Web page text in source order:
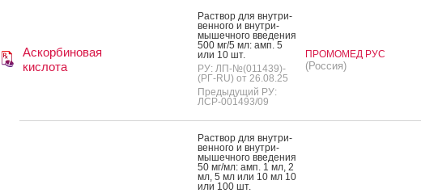
Аскорбиновая
кислота
Рас­твор для внут­ри­
вен­но­го и внут­ри­
мышеч­но­го вве­дения
500 мг/5 мл: амп. 5
или 10 шт.
РУ: ЛП-№(011439)-
(РГ-RU) от 26.08.25
Предыдущий РУ:
ЛСР-001493/09
ПРОМОМЕД РУС
(Россия)
Рас­твор для внут­ри­
вен­но­го и внут­ри­
мышеч­но­го вве­дения
50 мг/мл: амп. 1 мл, 2
мл, 5 мл или 10 мл 10
или 100 шт.